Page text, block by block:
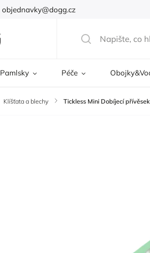
objednavky@dogg.cz
Pamlsky Péče
Klíšťata a blechy / Tickless Mini Dobíjecí